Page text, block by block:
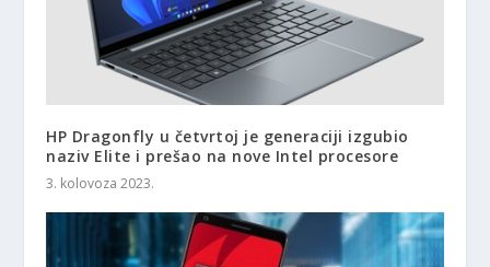
HP Dragonfly u četvrtoj je generaciji izgubio
naziv Elite i prešao na nove Intel procesore
3. kolovoza 2023.